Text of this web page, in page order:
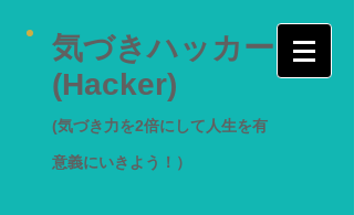
気づきハッカー
(Hacker)
(気づき力を2倍にして人生を有
意義にいきよう！）